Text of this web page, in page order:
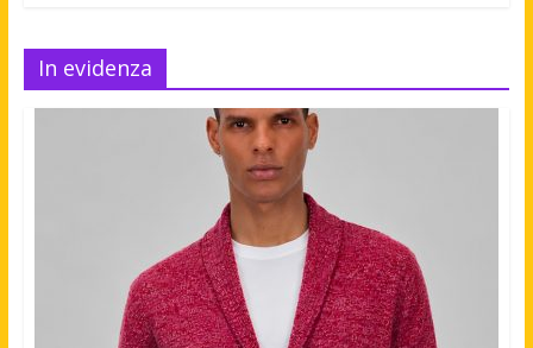
In evidenza